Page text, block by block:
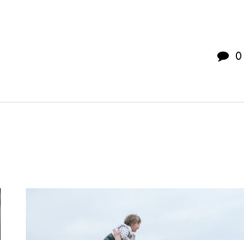
0